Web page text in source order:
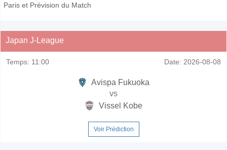
Paris et Prévision du Match
Japan J-League
Temps: 11:00 Date: 2026-08-08
Avispa Fukuoka
vs
Vissel Kobe
Voir Prédiction